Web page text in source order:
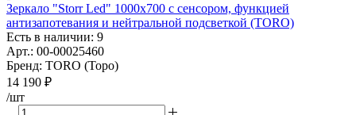
Зеркало "Storr Led" 1000х700 с сенсором, функцией
антизапотевания и нейтральной подсветкой (TORO)
Есть в наличии: 9
Арт.: 00-00025460
Бренд: TORO (Торо)
14 190 ₽
/шт